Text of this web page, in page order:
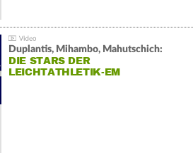
Duplantis, Mihambo, Mahutschich:
DIE STARS DER
LEICHTATHLETIK-EM